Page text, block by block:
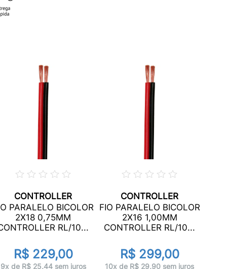
CONTROLLER
PARALELO BICOLOR
2X18 0,75MM
RL/10...
R$ 229,00
9x de R$ 25,44 sem juros
CONTROLLER
FIO PARALELO BICOLOR
2X16 1,00MM
CONTROLLER RL/10...
R$ 299,00
10x de R$ 29,90 sem juros